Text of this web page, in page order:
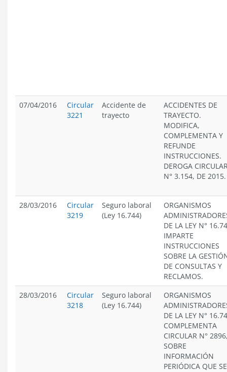
07/04/2016
Circular
3221
Accidente de
trayecto
ACCIDENTES DE
TRAYECTO.
MODIFICA,
COMPLEMENTA Y
REFUNDE
INSTRUCCIONES.
DEROGA
N° 3.154, DE 2015.
28/03/2016
Circular
3219
Seguro laboral
(Ley 16.744)
ORGANISMOS
DE LA LEY N°
IMPARTE
INSTRUCCIONES
SOBRE LA
DE CONSULTAS Y
RECLAMOS.
28/03/2016
Circular
3218
Seguro laboral
(Ley 16.744)
ORGANISMOS
DE LA LEY N°
COMPLEMENTA
CIRCULAR N°
SOBRE
INFORMACIÓN
PERIÓDICA QUE SE